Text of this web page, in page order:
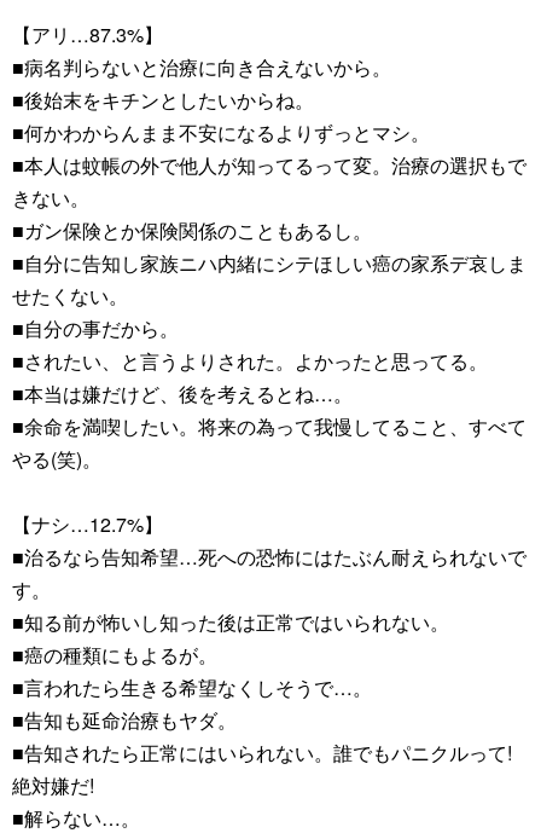
【アリ…87.3%】
■病名判らないと治療に向き合えないから。
■後始末をキチンとしたいからね。
■何かわからんまま不安になるよりずっとマシ。
■本人は蚊帳の外で他人が知ってるって変。治療の選択もで
きない。
■ガン保険とか保険関係のこともあるし。
■自分に告知し家族ニハ内緒にシテほしい癌の家系デ哀しま
せたくない。
■自分の事だから。
■されたい、と言うよりされた。よかったと思ってる。
■本当は嫌だけど、後を考えるとね…。
■余命を満喫したい。将来の為って我慢してること、すべて
やる(笑)。
【ナシ…12.7%】
■治るなら告知希望…死への恐怖にはたぶん耐えられないで
す。
■知る前が怖いし知った後は正常ではいられない。
■癌の種類にもよるが。
■言われたら生きる希望なくしそうで…。
■告知も延命治療もヤダ。
■告知されたら正常にはいられない。誰でもパニクルって!
絶対嫌だ!
■解らない…。